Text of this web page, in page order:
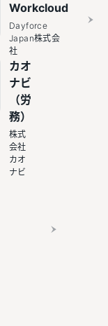
Workcloud
Dayforce
Japan株式会
社
カオ
ナビ
（労
務）
株式
会社
カオ
ナビ